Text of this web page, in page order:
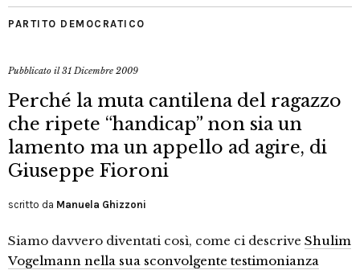
PARTITO DEMOCRATICO
Pubblicato il31 Dicembre 2009
Perché la muta cantilena del ragazzo
che ripete “handicap” non sia un
lamento ma un appello ad agire, di
Giuseppe Fioroni
scritto da Manuela Ghizzoni
Siamo davvero diventati così, come ci descrive Shulim
Vogelmann nella sua sconvolgente testimonianza